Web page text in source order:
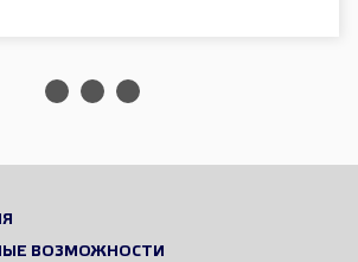
ВОЗМОЖНОСТИ